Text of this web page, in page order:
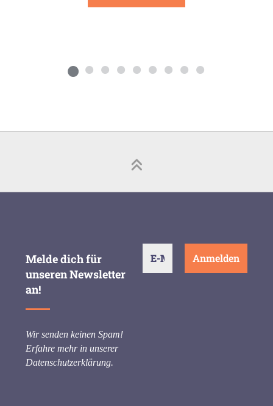
Melde dich für
unseren Newsletter
an!
Wir senden keinen Spam!
Erfahre mehr in unserer
Datenschutzerklärung.